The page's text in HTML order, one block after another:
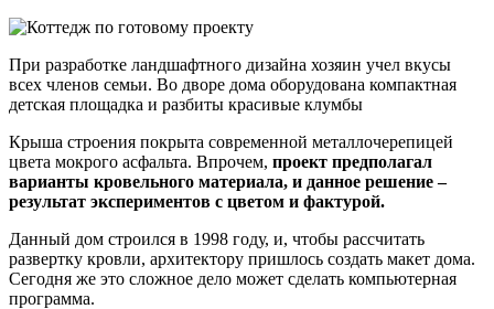
При разработке ландшафтного дизайна хозяин учел вкусы
всех членов семьи. Во дворе дома оборудована компактная
детская площадка и разбиты красивые клумбы
Крыша строения покрыта современной металлочерепицей
цвета мокрого асфальта. Впрочем, проект предполагал
варианты кровельного материала, и данное решение –
результат экспериментов с цветом и фактурой.
Данный дом строился в 1998 году, и, чтобы рассчитать
развертку кровли, архитектору пришлось создать макет дома.
Сегодня же это сложное дело может сделать компьютерная
программа.